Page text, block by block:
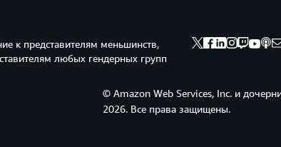
к представителям меньшинств,
любых гендерных групп
© Amazon Web Services, Inc. и
2026. Все права защищены.